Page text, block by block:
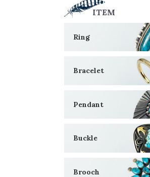
ITEM
Ring
Bracelet
Pendant
Buckle
Brooch